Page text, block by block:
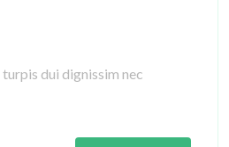
dui dignissim nec